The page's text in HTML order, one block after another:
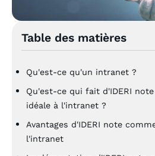
Table des matières
Qu'est-ce qu'un intranet ?
Qu'est-ce qui fait d'IDERI
idéale à l'intranet ?
Avantages d'IDERI note
l'intranet